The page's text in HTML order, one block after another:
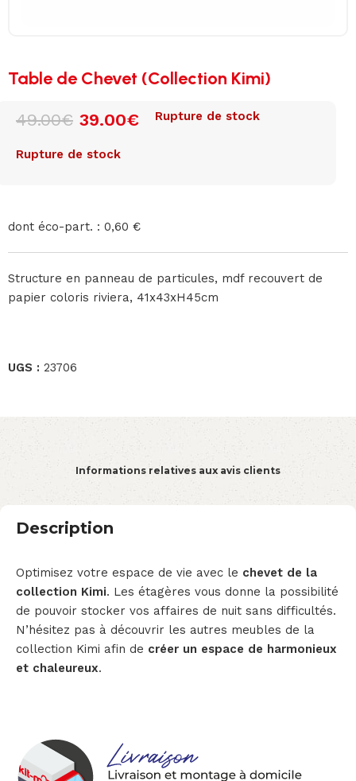
Table de Chevet (Collection Kimi)
49.00€ 39.00€ Rupture de stock
Rupture de stock
dont éco-part. : 0,60 €
Structure en panneau de particules, mdf recouvert de
papier coloris riviera, 41x43xH45cm
UGS : 23706
Informations relatives aux avis clients
Description
Optimisez votre espace de vie avec le chevet de la
collection Kimi. Les étagères vous donne la possibilité
de pouvoir stocker vos affaires de nuit sans difficultés.
N’hésitez pas à découvrir les autres meubles de la
collection Kimi afin de créer un espace de harmonieux
et chaleureux.